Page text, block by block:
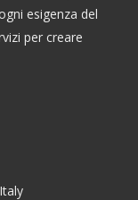
esigenza del
per creare